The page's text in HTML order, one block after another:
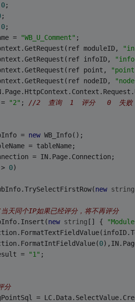
0;
;
0;
= "WB_U_Comment" ;
moduleID,
infoID,
point,
nodeID,
"2" ; //2  查询  1  评分   0  失败
=
new WB_Info();
= tableName;
= IN.Page.Connection;
0)
new string
天同个IP如果已经评分，将不再评分
new string [] {
0
=
"1" ;
分
=